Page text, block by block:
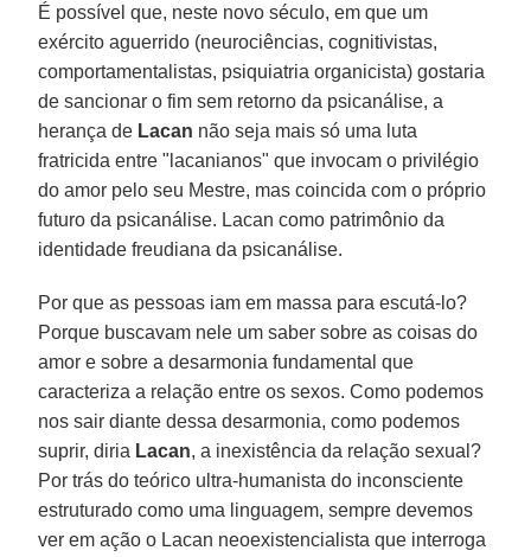
É possível que, neste novo século, em que um
exército aguerrido (neurociências, cognitivistas,
comportamentalistas, psiquiatria organicista) gostaria
de sancionar o fim sem retorno da psicanálise, a
herança de Lacan não seja mais só uma luta
fratricida entre "lacanianos" que invocam o privilégio
do amor pelo seu Mestre, mas coincida com o próprio
futuro da psicanálise. Lacan como patrimônio da
identidade freudiana da psicanálise.
Por que as pessoas iam em massa para escutá-lo?
Porque buscavam nele um saber sobre as coisas do
amor e sobre a desarmonia fundamental que
caracteriza a relação entre os sexos. Como podemos
nos sair diante dessa desarmonia, como podemos
suprir, diria Lacan, a inexistência da relação sexual?
Por trás do teórico ultra-humanista do inconsciente
estruturado como uma linguagem, sempre devemos
ver em ação o Lacan neoexistencialista que interroga